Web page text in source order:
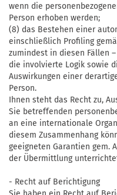
wenn die
Person erhoben werden;
(8) das Bestehen einer
einschließlich Profiling
zumindest in diesen Fällen
die involvierte Logik sowie
Auswirkungen einer
Person.
Ihnen steht das Recht zu,
Sie betreffenden
an eine internationale
diesem Zusammenhang
geeigneten Garantien gem.
der Übermittlung
- Recht auf Berichtigung